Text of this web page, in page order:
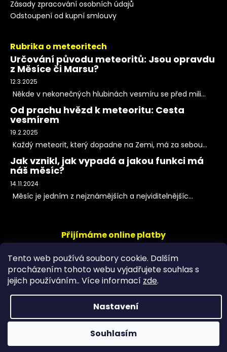
Tento web používá soubory cookie. Dalším
procházením tohoto webu vyjadřujete souhlas s
jejich používáním.. Více informací zde.
Nastavení
Souhlasím
Zásady zpracování osobních údajů
Odstoupení od kupní smlouvy
Rubrika o meteoritech
Určování původu meteoritů: Jsou opravdu
z Měsíce či Marsu?
12.3.2025
Někde v nekonečných hlubinách vesmíru se před mili...
Od prachu hvězd k meteoritu: Cesta
vesmírem
19.2.2025
Každý meteorit, který dopadne na Zemi, má za sebou...
Jak vznikl, jak vypadá a jakou funkci má
náš měsíc?
14.11.2024
Měsíc je jedním z nejznámějších a nejviditelnějšíc...
Přijímáme online platby
Copyright 2026PeltramMinerals. Všechna práva
vyhrazena.